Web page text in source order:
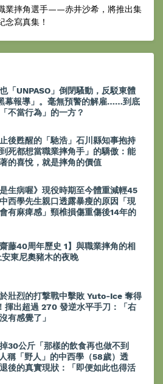
業摔角選手——赤井沙希，將推出集
念寫真集！
「UNPASO」倒閉騷動，反駁東體
幕報導」。毫無預警的解雇……到底
不當行為」的一方？
後甦醒的「馳浩」石川縣知事抱持
死都想當職業摔角手」的驕傲：能
的喜悅，就是摔角的價值
是生病喔》現役時期至今體重減輕45
西學先生親口透露暴瘦的原因「現
有麻痺感」頸椎損傷重傷後14年的
齋藤40周年歷史 1】與職業摔角的相
東尼奧豬木的夜晚
壯烈的打撃戰中擊敗 Yuto-Ice 奪得
揮出超過 270 發逆水平手刀：「右
有感覺了」
30公斤「那樣的飲食再也做不到
稱「野人」的中西學（58歲）透
後的真實現狀：「即便如此也得活